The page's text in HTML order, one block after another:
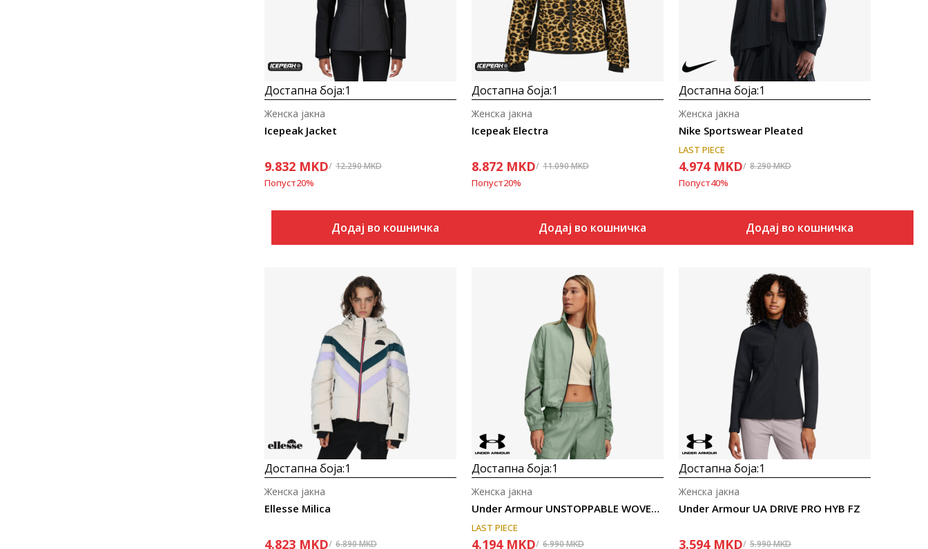
Достапна боја:1
Icepeak Jacket
Женска јакна
9.832 MKD 12.290MKD
Попуст20%
Додај во кошничка
Достапна боја:1
Icepeak Electra
Женска јакна
8.872 MKD 11.090MKD
Попуст20%
Додај во кошничка
Достапна боја:1
Nike Sportswear Pleated
Женска јакна
LAST PIECE
4.974 MKD 8.290MKD
Попуст40%
Додај во кошничка
Uporedi
Достапна боја:1
Ellesse Milica
Женска јакна
4.823 MKD 6.890MKD
Uporedi
Достапна боја:1
Under Armour UNSTOPPABLE WOVEN SHEEN JKT
Женска јакна
LAST PIECE
4.194 MKD 6.990MKD
Достапна боја:1
Under Armour UA DRIVE PRO HYB FZ
Женска јакна
3.594 MKD 5.990MKD